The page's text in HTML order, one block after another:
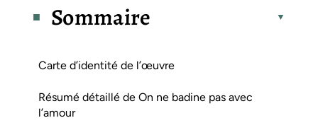
Sommaire
Carte d’identité de l’œuvre
Résumé détaillé de On ne badine pas avec
l’amour